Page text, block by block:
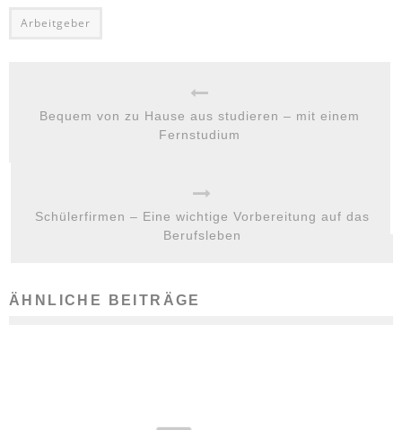
Arbeitgeber
Bequem von zu Hause aus studieren – mit einem
Fernstudium
Schülerfirmen – Eine wichtige Vorbereitung auf das
Berufsleben
ÄHNLICHE BEITRÄGE